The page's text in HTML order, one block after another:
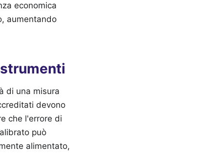
economica
aumentando
di una misura
devono
che l'errore di
può
alimentato,